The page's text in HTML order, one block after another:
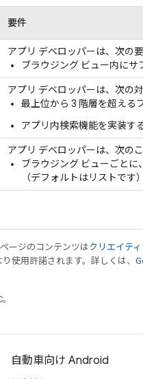
要件
アプリ デベロッパーは、次の
ブラウジング ビュー内にサ
アプリ デベロッパーは、次の
最上位から 3 階層を超える
アプリ内検索機能を実装す
アプリ デベロッパーは、次の
ブラウジング ビューごと
（デフォルトはリストです）
ージのコンテンツはクリエイテ
り使用許諾されます。詳しくは、
自動車向け Android